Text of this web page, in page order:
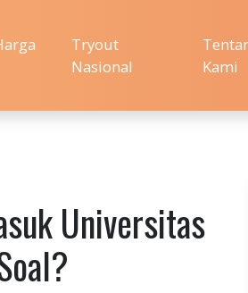
Tryout
Nasional
Kami
Universitas